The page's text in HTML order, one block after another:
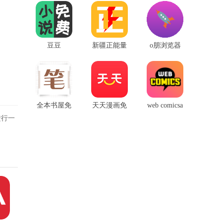
一
豆豆 新疆正能量
手机app
o朋浏览器
手机版
全本书屋免 天天漫画免 web comicsa